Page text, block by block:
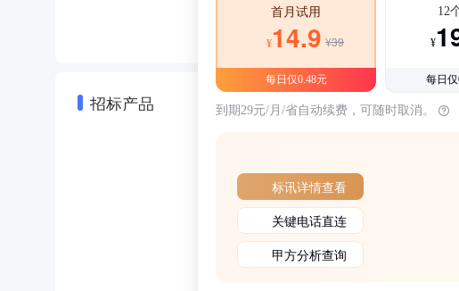
首月试用
¥14.9 ¥39
每日仅0.48元
12
¥
每日
到期29元/月/省自动续费，可随时取消。
标讯详情查看
关键电话直连
甲方分析查询